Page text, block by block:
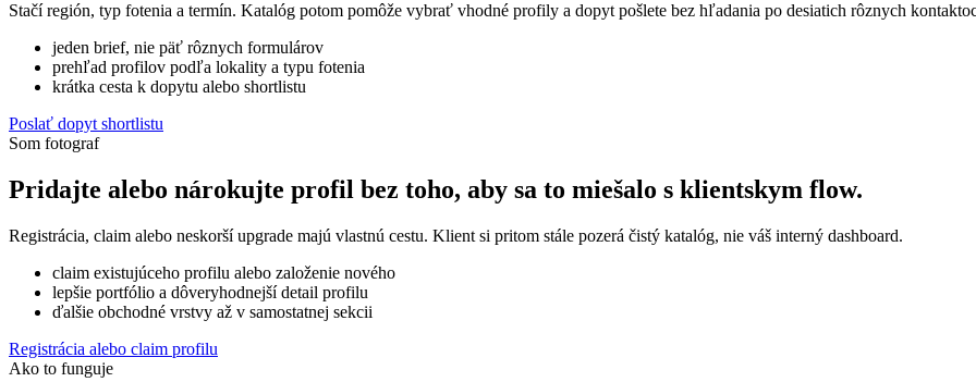
Stačí región, typ fotenia a termín. Katalóg potom pomôže vybrať vhodné profily a dopyt pošlete bez hľadania po desiatich rôznych
jeden brief, nie päť rôznych formulárov
prehľad profilov podľa lokality a typu fotenia
krátka cesta k dopytu alebo shortlistu
Poslať dopyt shortlistu
Som fotograf
Pridajte alebo nárokujte profil bez toho, aby sa to miešalo s klientskym flow.
Registrácia, claim alebo neskorší upgrade majú vlastnú cestu. Klient si pritom stále pozerá čistý katalóg, nie váš interný dashboard.
claim existujúceho profilu alebo založenie nového
lepšie portfólio a dôveryhodnejší detail profilu
ďalšie obchodné vrstvy až v samostatnej sekcii
Registrácia alebo claim profilu
Ako to funguje